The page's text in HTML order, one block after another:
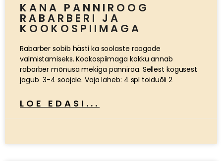
KANA PANNIROOG
RABARBERI JA
KOOKOSPIIMAGA
Rabarber sobib hästi ka soolaste roogade
valmistamiseks. Kookospiimaga kokku annab
rabarber mõnusa mekiga panniroa. Sellest kogusest
jagub 3-4 sööjale. Vaja läheb: 4 spl toiduõli 2
LOE EDASI...